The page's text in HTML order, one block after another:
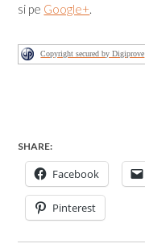
si pe Google+.
Copyright secured by Digiprove
SHARE:
Facebook
Pinterest